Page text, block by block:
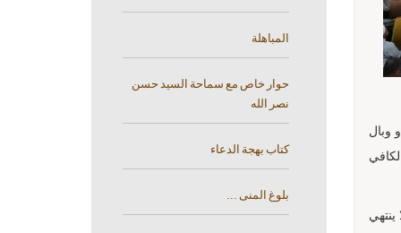
وبال
ينتهي
المباهلة
حوار خاص مع سماحة السيد حسن
نصر الله
كتاب بهجة الدعاء
بلوغ المنى ...